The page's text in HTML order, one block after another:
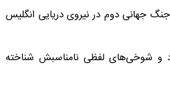
جهانی دوم در نیروی دریایی انگلیس
و شوخی‌های لفظی نامناسبش شناخته